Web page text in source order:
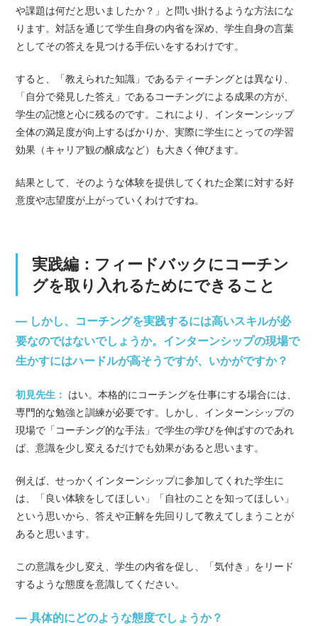
や課題は何だと思いましたか？」と問い掛けるような方法にな
ります。対話を通じて学生自身の内省を深め、学生自身の言葉
としてその答えを見つける手伝いをするわけです。
すると、「教えられた知識」であるティーチングとは異なり、
「自分で発見した答え」であるコーチングによる成果の方が、
学生の記憶と心に残るのです。これにより、インターンシップ
全体の満足度が向上するばかりか、実際に学生にとっての学習
効果（キャリア観の醸成など）も大きく伸びます。
結果として、そのような体験を提供してくれた企業に対する好
意度や志望度が上がっていくわけですね。
実践編：フィードバックにコーチン
グを取り入れるためにできること
— しかし、コーチングを実践するには高いスキルが必
要なのではないでしょうか。インターンシップの現場で
生かすにはハードルが高そうですが、いかがですか？
初見先生： はい。本格的にコーチングを仕事にする場合には、
専門的な勉強と訓練が必要です。しかし、インターンシップの
現場で「コーチング的な手法」で学生の学びを伸ばすのであれ
ば、意識を少し変えるだけでも効果があると思います。
例えば、せっかくインターンシップに参加してくれた学生に
は、「良い体験をしてほしい」「自社のことを知ってほしい」
という思いから、答えや正解を先回りして教えてしまうことが
あると思います。
この意識を少し変え、学生の内省を促し、「気付き」をリード
するような態度を意識してください。
— 具体的にどのような態度でしょうか？